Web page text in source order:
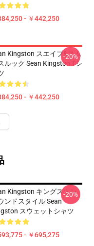
- ￥442,250
Kingston スエイブ&スム
ルック Sean Kingston Tシ
- ￥442,250
-20%
Kingston キングストン
ンドスタイル Sean
スウェットシャツ
- ￥695,275
-20%